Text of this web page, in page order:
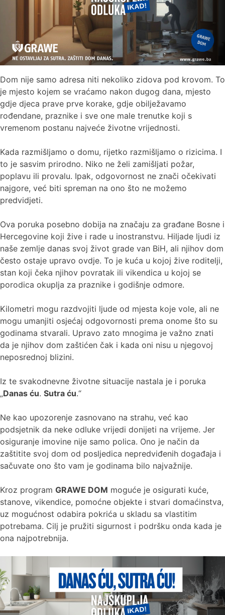
Dom nije samo adresa niti nekoliko zidova pod krovom. To
je mjesto kojem se vraćamo nakon dugog dana, mjesto
gdje djeca prave prve korake, gdje obilježavamo
rođendane, praznike i sve one male trenutke koji s
vremenom postanu najveće životne vrijednosti.
Kada razmišljamo o domu, rijetko razmišljamo o rizicima. I
to je sasvim prirodno. Niko ne želi zamišljati požar,
poplavu ili provalu. Ipak, odgovornost ne znači očekivati
najgore, već biti spreman na ono što ne možemo
predvidjeti.
Ova poruka posebno dobija na značaju za građane Bosne i
Hercegovine koji žive i rade u inostranstvu. Hiljade ljudi iz
naše zemlje danas svoj život grade van BiH, ali njihov dom
često ostaje upravo ovdje. To je kuća u kojoj žive roditelji,
stan koji čeka njihov povratak ili vikendica u kojoj se
porodica okuplja za praznike i godišnje odmore.
Kilometri mogu razdvojiti ljude od mjesta koje vole, ali ne
mogu umanjiti osjećaj odgovornosti prema onome što su
godinama stvarali. Upravo zato mnogima je važno znati
da je njihov dom zaštićen čak i kada oni nisu u njegovoj
neposrednoj blizini.
Iz te svakodnevne životne situacije nastala je i poruka
„Danas ću. Sutra ću.“
Ne kao upozorenje zasnovano na strahu, već kao
podsjetnik da neke odluke vrijedi donijeti na vrijeme. Jer
osiguranje imovine nije samo polica. Ono je način da
zaštitite svoj dom od posljedica nepredviđenih događaja i
sačuvate ono što vam je godinama bilo najvažnije.
Kroz program GRAWE DOM moguće je osigurati kuće,
stanove, vikendice, pomoćne objekte i stvari domaćinstva,
uz mogućnost odabira pokrića u skladu sa vlastitim
potrebama. Cilj je pružiti sigurnost i podršku onda kada je
ona najpotrebnija.